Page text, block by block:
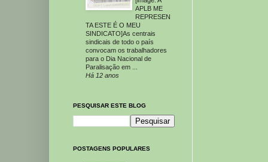
APLB ME
REPRESEN
TA ESTE É O MEU
SINDICATO]As centrais
sindicais de todo o país
convocam os trabalhadores
para o Dia Nacional de
Paralisação em ...
Há 12 anos
PESQUISAR ESTE BLOG
POSTAGENS POPULARES